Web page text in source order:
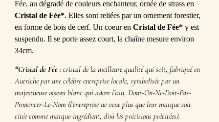
Fée, au dégradé de couleurs enchanteur, ornée de strass en
Cristal de Fée*. Elles sont reliées par un ornement forestier,
en forme de bois de cerf. Un coeur en Cristal de Fée* y est
suspendu. Il se porte assez court, la chaîne mesure environ
34cm.
*Cristal de Fée : cristal de la meilleure qualité qui soit, fabriqué en
Autriche par une célèbre entreprise locale, symbolisée par un
majestueuse oiseau blanc qui adore l’eau, Dont-On-Ne-Doit-Pas-
Prononcer-Le-Nom (l’entreprise ne veut plus que leur marque soit
citée comme marque-ingrédient, d’où les précisions précitées).